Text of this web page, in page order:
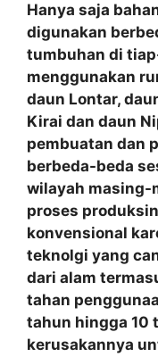
Hanya saja
digunakan
tumbuhan di
menggunakan
daun Lontar,
Kirai dan daun
pembuatan dan
berbeda-beda
wilayah masing-
proses
konvensional
teknolgi yang
dari alam
tahan
tahun hingga 10
kerusakannya